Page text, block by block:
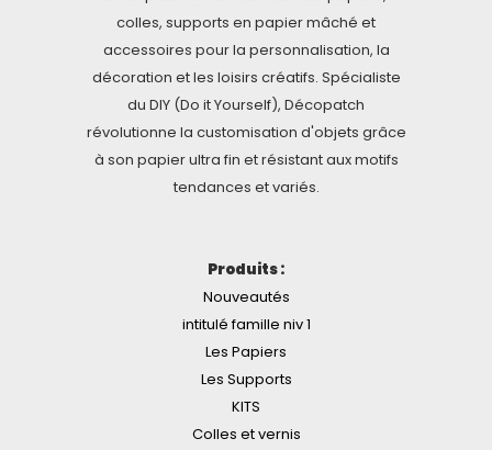
colles, supports en papier mâché et
accessoires pour la personnalisation, la
décoration et les loisirs créatifs. Spécialiste
du DIY (Do it Yourself), Décopatch
révolutionne la customisation d'objets grâce
à son papier ultra fin et résistant aux motifs
tendances et variés.
Produits :
Nouveautés
intitulé famille niv 1
Les Papiers
Les Supports
KITS
Colles et vernis